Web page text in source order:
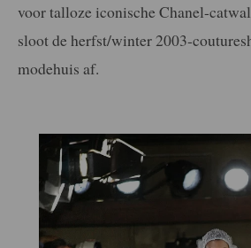
voor talloze iconische Chanel-
sloot de herfst/winter 2003-
modehuis af.